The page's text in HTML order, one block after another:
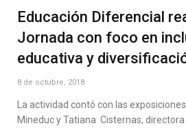
Educación Diferencial
Jornada con foco en
educativa y
8 de octubre, 2018
La actividad contó con las
Mineduc y Tatiana Cisternas, directora